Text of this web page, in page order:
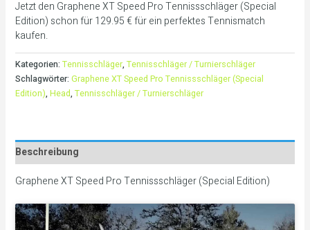
Jetzt den Graphene XT Speed Pro Tennissschläger (Special
Edition) schon für 129.95 € für ein perfektes Tennismatch
kaufen.
Kategorien: Tennisschläger, Tennisschläger / Turnierschläger
Schlagwörter: Graphene XT Speed Pro Tennissschläger (Special
Edition), Head, Tennisschläger / Turnierschläger
Beschreibung
Graphene XT Speed Pro Tennissschläger (Special Edition)